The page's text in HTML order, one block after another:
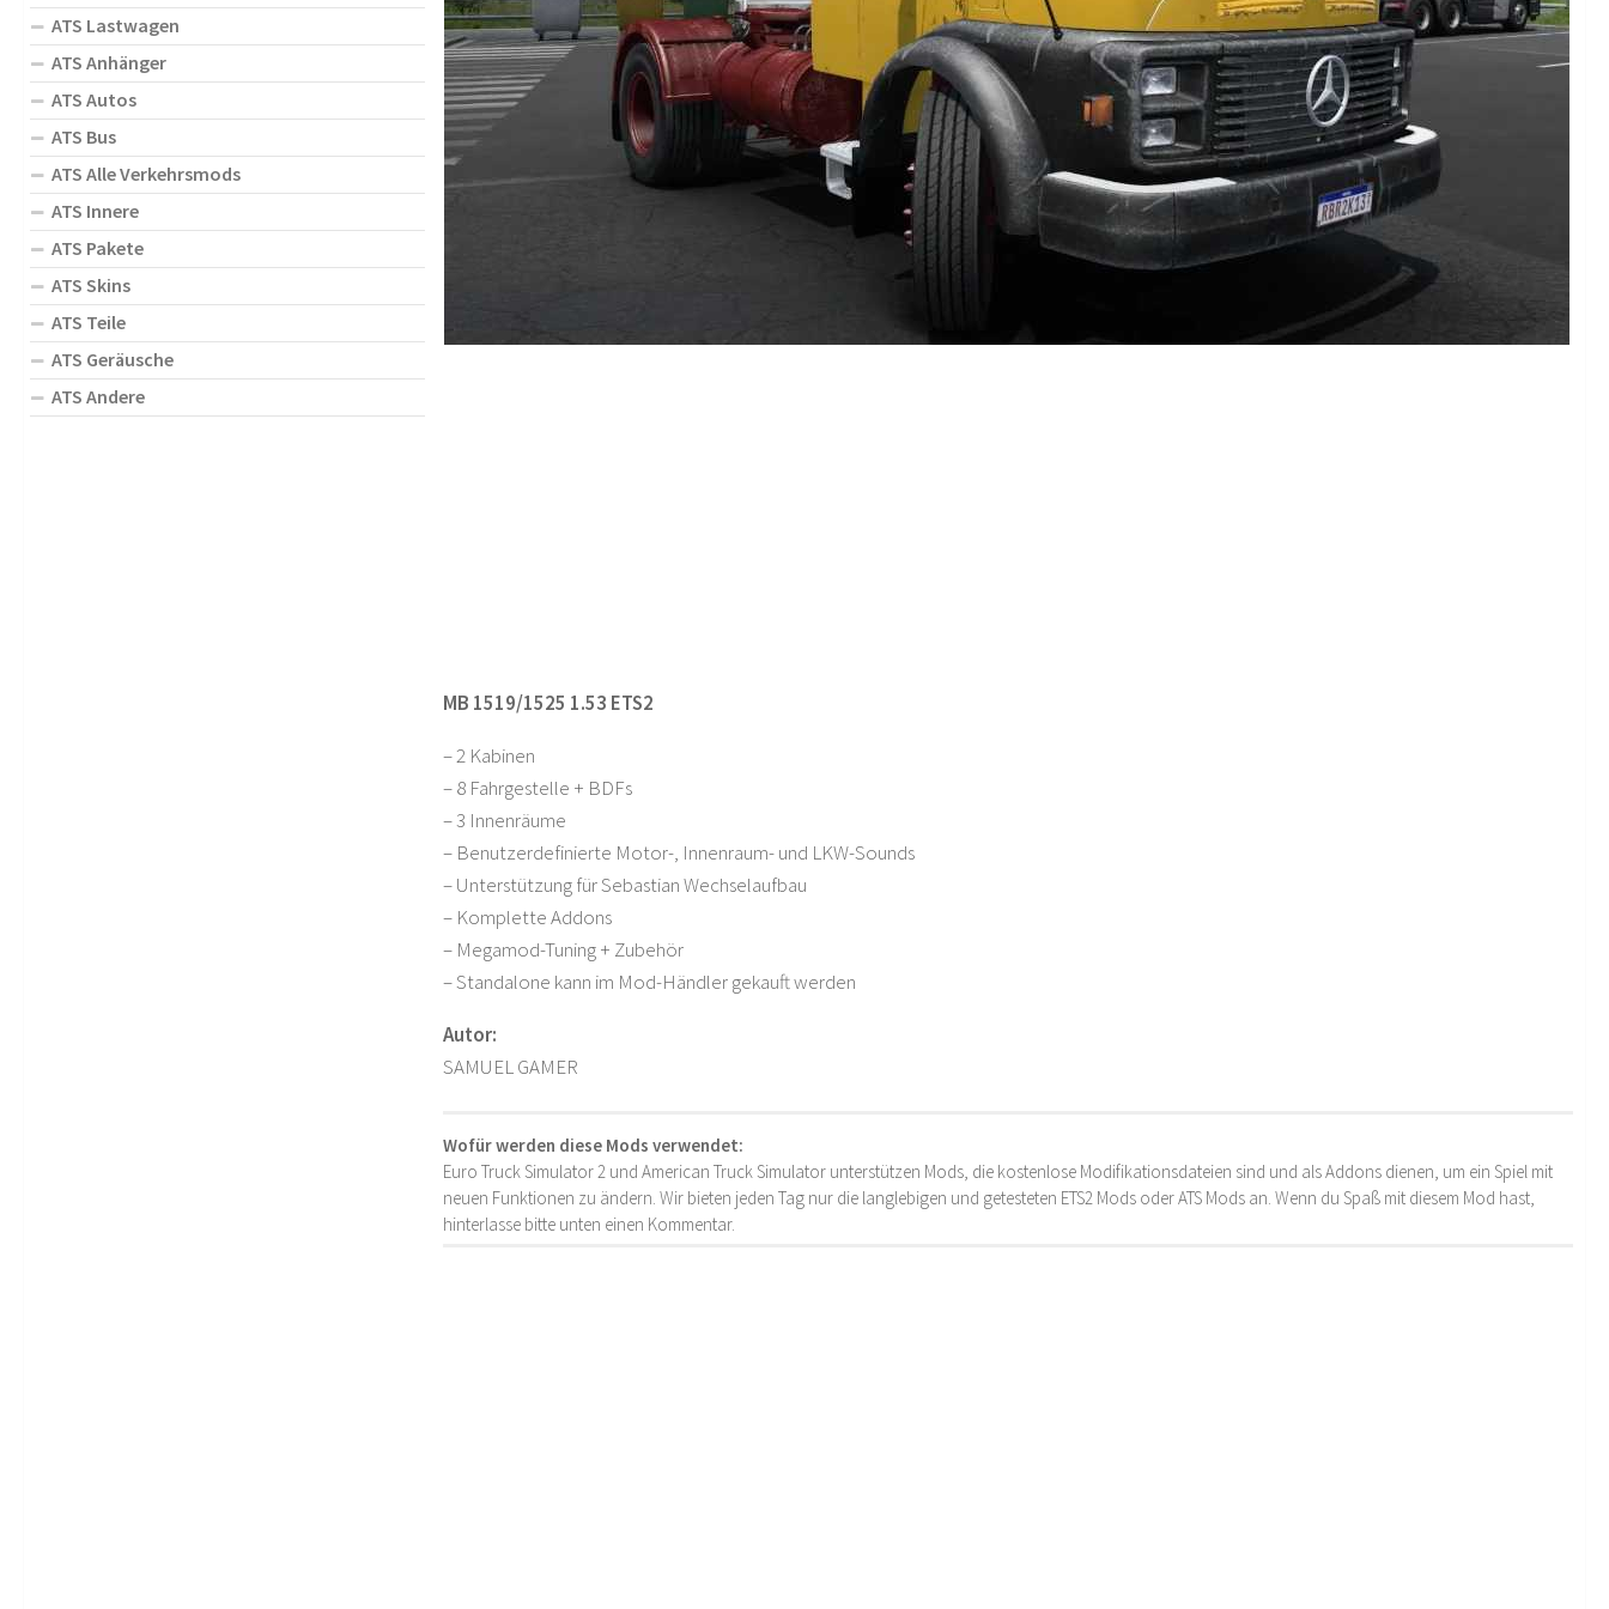
MB 1519/1525 1.53 ETS2
– 2 Kabinen
– 8 Fahrgestelle + BDFs
– 3 Innenräume
– Benutzerdefinierte Motor-, Innenraum- und LKW-Sounds
– Unterstützung für Sebastian Wechselaufbau
– Komplette Addons
– Megamod-Tuning + Zubehör
– Standalone kann im Mod-Händler gekauft werden
Autor:
SAMUEL GAMER
Wofür werden diese Mods verwendet:
Euro Truck Simulator 2 und American Truck Simulator unterstützen Mods, die kostenlose Modifikationsdateien sind und als Addons dienen, um ein Spiel mit
neuen Funktionen zu ändern. Wir bieten jeden Tag nur die langlebigen und getesteten ETS2 Mods oder ATS Mods an. Wenn du Spaß mit diesem Mod hast,
hinterlasse bitte unten einen Kommentar.
ATS Lastwagen
ATS Anhänger
ATS Autos
ATS Bus
ATS Alle Verkehrsmods
ATS Innere
ATS Pakete
ATS Skins
ATS Teile
ATS Geräusche
ATS Andere